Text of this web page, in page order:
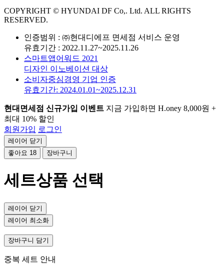
COPYRIGHT © HYUNDAI DF Co,. Ltd. ALL RIGHTS
RESERVED.
인증범위 : ㈜현대디에프 면세점 서비스 운영
유효기간 : 2022.11.27~2025.11.26
스마트앱어워드 2021
디자인 이노베이션 대상
소비자중심경영 기업 인증
유효기간: 2024.01.01~2025.12.31
현대면세점 신규가입 이벤트 지금 가입하면 H.oney 8,000원 +
최대 10% 할인
회원가입 로그인
레이어 닫기
좋아요 18 장바구니
세트상품 선택
레이어 닫기
레이어 최소화
장바구니 담기
중복 세트 안내